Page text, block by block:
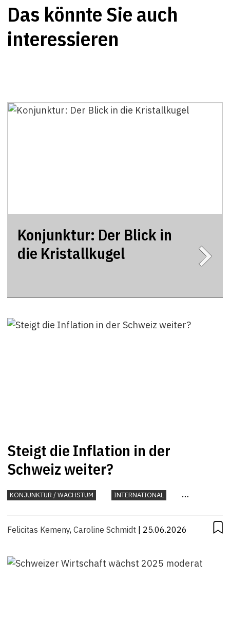
Das könnte Sie auch
interessieren
Konjunktur: Der Blick in
die Kristallkugel
Steigt die Inflation in der
Schweiz weiter?
KONJUNKTUR / WACHSTUM
INTERNATIONAL
Felicitas Kemeny, Caroline Schmidt | 25.06.2026